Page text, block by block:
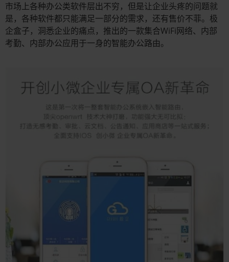
市场上各种办公类软件层出不穷，但是让企业头疼的问题就
是，各种软件都只能满足一部分的需求，还有售价不菲。极
企盒子，洞悉企业的痛点，推出的一款集合WiFi网络、内部
考勤、内部办公应用于一身的智能办公路由。